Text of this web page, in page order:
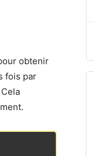
obtenir
fois par